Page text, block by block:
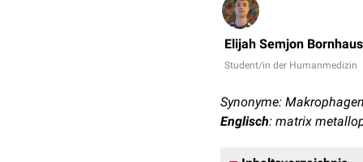
Elijah Semjon
Student/in der Humanmedizin
Synonyme:
Englisch: matrix